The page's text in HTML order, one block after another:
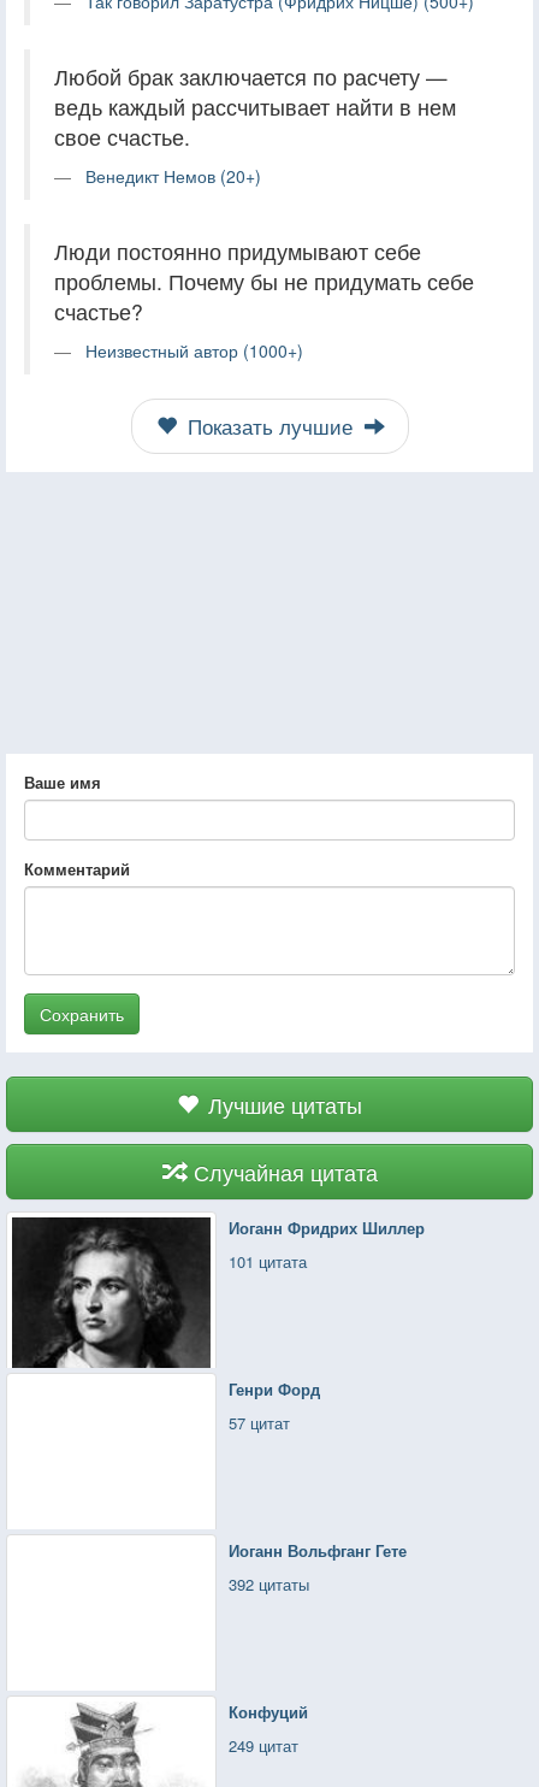
Любой брак заключается по расчету —
ведь каждый рассчитывает найти в нем
свое счастье.
Венедикт Немов (20+)
Люди постоянно придумывают себе
проблемы. Почему бы не придумать себе
счастье?
Неизвестный автор (1000+)
Показать лучшие
Ваше имя
Комментарий
Сохранить
Лучшие цитаты
Случайная цитата
Иоганн Фридрих Шиллер
101 цитата
Генри Форд
57 цитат
Иоганн Вольфганг Гете
392 цитаты
Конфуций
249 цитат